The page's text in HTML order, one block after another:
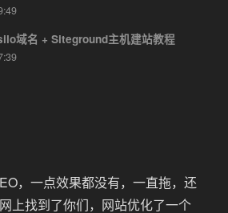
域名 + Siteground主机建站教程
，一点效果都没有，一直拖，还
上找到了你们，网站优化了一个